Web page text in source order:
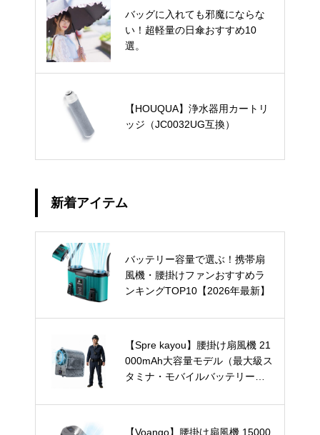
バッグに入れても邪魔にならな
い！超軽量の日傘おすすめ10
選。
【HOUQUA】浄水器用カートリ
ッジ（JC0032UG互換）
新着アイテム
バッテリー容量で選ぶ！携帯扇
風機・腰掛けファンおすすめラ
ンキングTOP10【2026年最新】
【Spre kayou】腰掛け扇風機 21
000mAh大容量モデル（最大級ス
タミナ・モバイルバッテリー兼
【Voango】腰掛け扇風機 15000